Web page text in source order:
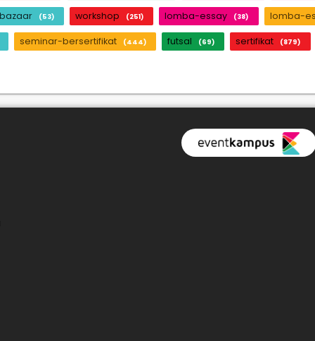
bazaar (53) workshop (251) lomba-essay (38) lomba-
seminar-bersertifikat (444) futsal (69) sertifikat (879)